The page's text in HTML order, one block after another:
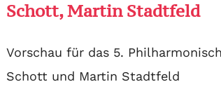
Schott, Martin Stadtfeld
Vorschau für das 5.
Schott und Martin Stadtfeld